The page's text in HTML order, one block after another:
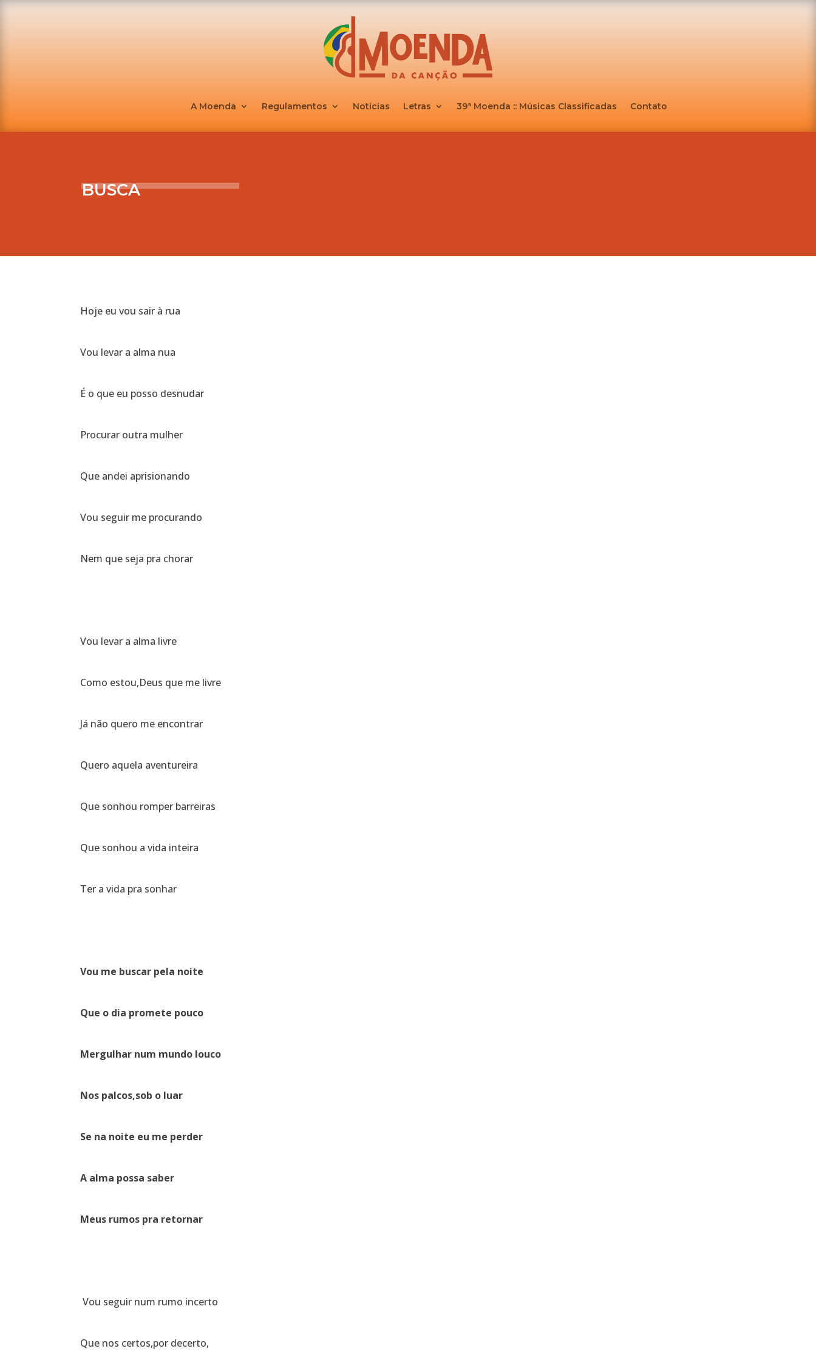
A Moenda Regulamentos Notícias Letras 39ª Moenda :: Músicas Classificadas Contato
BUSCA
Hoje eu vou sair à rua
Vou levar a alma nua
É o que eu posso desnudar
Procurar outra mulher
Que andei aprisionando
Vou seguir me procurando
Nem que seja pra chorar
Vou levar a alma livre
Como estou,Deus que me livre
Já não quero me encontrar
Quero aquela aventureira
Que sonhou romper barreiras
Que sonhou a vida inteira
Ter a vida pra sonhar
Vou me buscar pela noite
Que o dia promete pouco
Mergulhar num mundo louco
Nos palcos,sob o luar
Se na noite eu me perder
A alma possa saber
Meus rumos pra retornar
Vou seguir num rumo incerto
Que nos certos,por decerto,